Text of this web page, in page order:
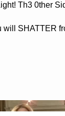
Th3 0ther
will SHATTER